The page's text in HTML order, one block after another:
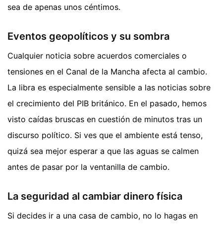
sea de apenas unos céntimos.
Eventos geopolíticos y su sombra
Cualquier noticia sobre acuerdos comerciales o
tensiones en el Canal de la Mancha afecta al cambio.
La libra es especialmente sensible a las noticias sobre
el crecimiento del PIB británico. En el pasado, hemos
visto caídas bruscas en cuestión de minutos tras un
discurso político. Si ves que el ambiente está tenso,
quizá sea mejor esperar a que las aguas se calmen
antes de pasar por la ventanilla de cambio.
La seguridad al cambiar dinero física
Si decides ir a una casa de cambio, no lo hagas en